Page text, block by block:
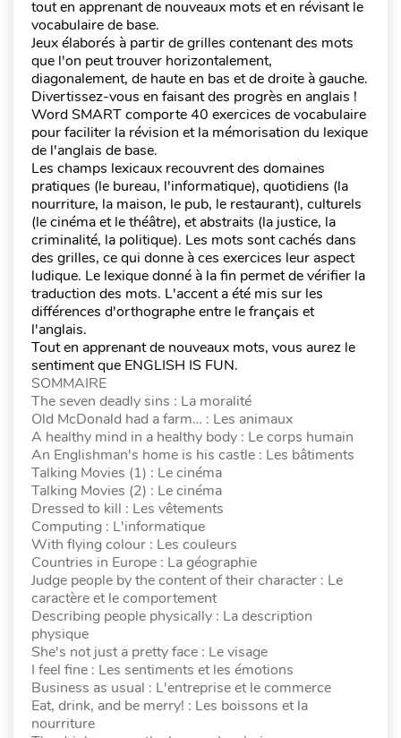
tout en apprenant de nouveaux mots et en révisant le
vocabulaire de base.
Jeux élaborés à partir de grilles contenant des mots
que l'on peut trouver horizontalement,
diagonalement, de haute en bas et de droite à gauche.
Divertissez-vous en faisant des progrès en anglais !
Word SMART comporte 40 exercices de vocabulaire
pour faciliter la révision et la mémorisation du lexique
de l'anglais de base.
Les champs lexicaux recouvrent des domaines
pratiques (le bureau, l'informatique), quotidiens (la
nourriture, la maison, le pub, le restaurant), culturels
(le cinéma et le théâtre), et abstraits (la justice, la
criminalité, la politique). Les mots sont cachés dans
des grilles, ce qui donne à ces exercices leur aspect
ludique. Le lexique donné à la fin permet de vérifier la
traduction des mots. L'accent a été mis sur les
différences d'orthographe entre le français et
l'anglais.
Tout en apprenant de nouveaux mots, vous aurez le
sentiment que ENGLISH IS FUN.
SOMMAIRE
The seven deadly sins : La moralité
Old McDonald had a farm… : Les animaux
A healthy mind in a healthy body : Le corps humain
An Englishman's home is his castle : Les bâtiments
Talking Movies (1) : Le cinéma
Talking Movies (2) : Le cinéma
Dressed to kill : Les vêtements
Computing : L'informatique
With flying colour : Les couleurs
Countries in Europe : La géographie
Judge people by the content of their character : Le
caractère et le comportement
Describing people physically : La description
physique
She's not just a pretty face : Le visage
I feel fine : Les sentiments et les émotions
Business as usual : L'entreprise et le commerce
Eat, drink, and be merry! : Les boissons et la
nourriture